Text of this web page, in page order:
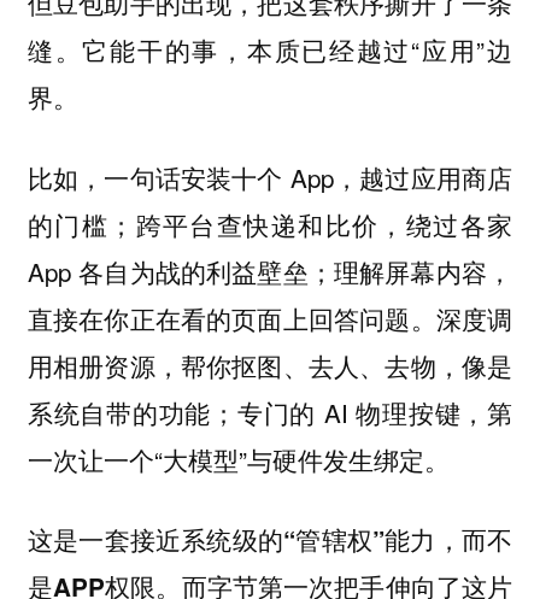
缝。它能干的事，本质已经越过“应用”边
界。
比如，一句话安装十个 App，越过应用商店
的门槛；跨平台查快递和比价，绕过各家
App 各自为战的利益壁垒；理解屏幕内容，
直接在你正在看的页面上回答问题。深度调
用相册资源，帮你抠图、去人、去物，像是
系统自带的功能；专门的 AI 物理按键，第
一次让一个“大模型”与硬件发生绑定。
这是一套接近系统级的“管辖权”能力，而不
是APP权限。而字节第一次把手伸向了这片